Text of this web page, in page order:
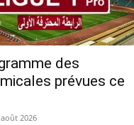
des
prévues ce
2026